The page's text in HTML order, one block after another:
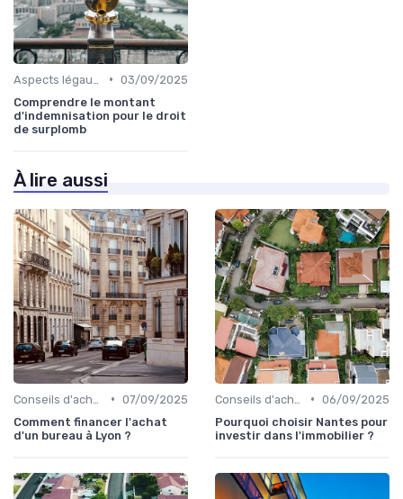
• 03/09/2025
Comprendre le montant
d'indemnisation pour le droit
de surplomb
À lire aussi
• 07/09/2025
Comment financer l'achat
d'un bureau à Lyon ?
• 06/09/2025
Pourquoi choisir Nantes pour
investir dans l'immobilier ?